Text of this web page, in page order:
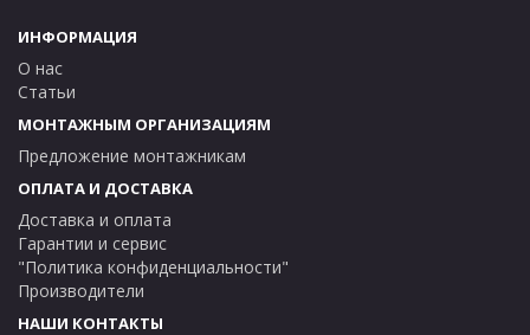
ИНФОРМАЦИЯ
О нас
Статьи
МОНТАЖНЫМ ОРГАНИЗАЦИЯМ
Предложение монтажникам
ОПЛАТА И ДОСТАВКА
Доставка и оплата
Гарантии и сервис
"Политика конфиденциальности"
Производители
НАШИ КОНТАКТЫ